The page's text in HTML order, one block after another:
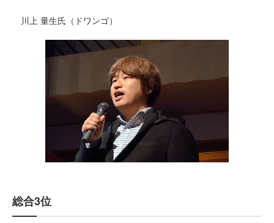
川上 量生氏（ドワンゴ）
総合3位